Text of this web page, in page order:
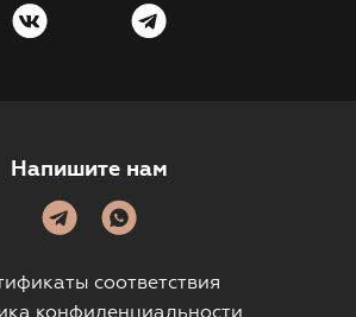
Напишите нам
соответствия
конфиденциальности